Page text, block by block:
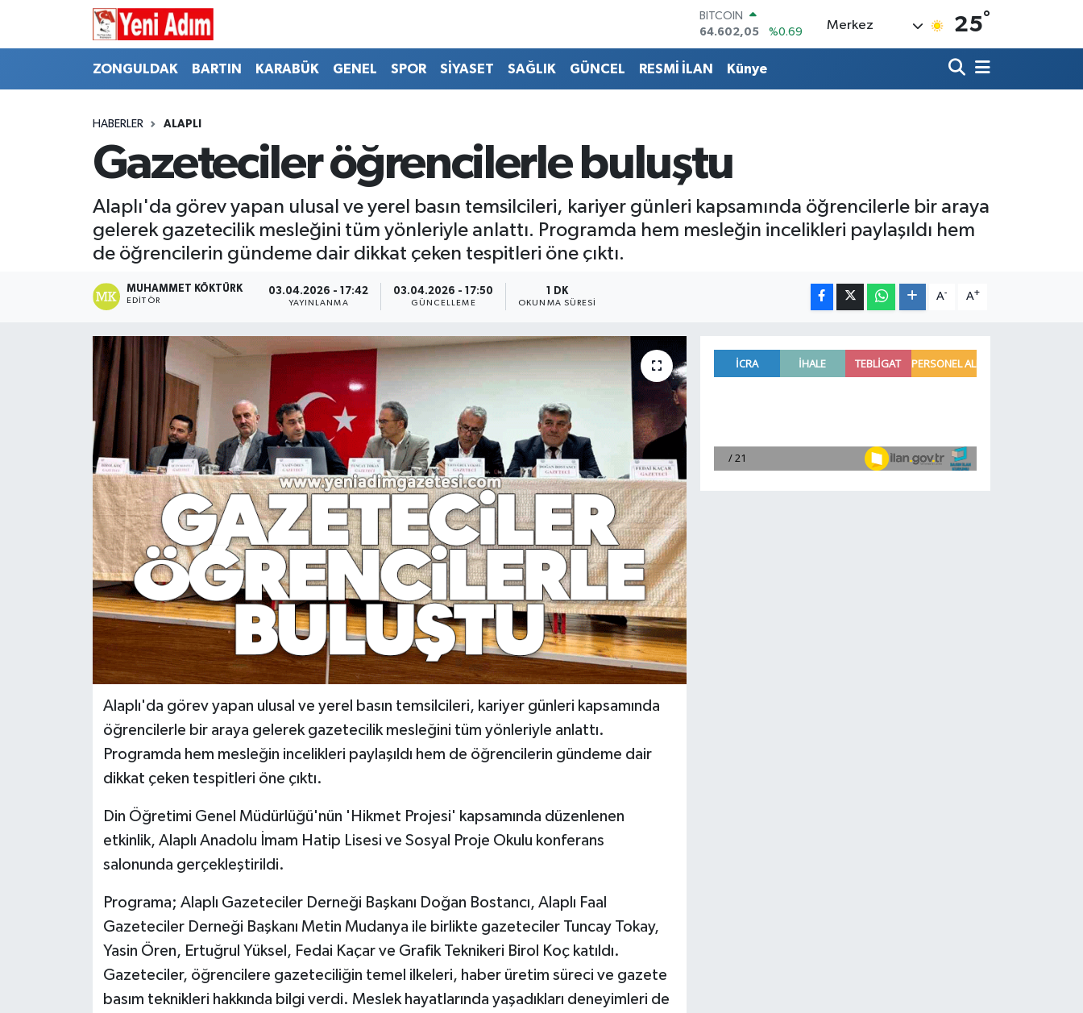
DOLAR
47,5986
%0.06
EURO
55,0700
%0.1
BİST100
13.768
Merkez 25°
ZONGULDAK BARTIN KARABÜK GENEL SPOR SİYASET SAĞLIK GÜNCEL RESMİ İLAN Künye
HABERLER ALAPLI
Gazeteciler öğrencilerle buluştu
Alaplı'da görev yapan ulusal ve yerel basın temsilcileri, kariyer günleri kapsamında öğrencilerle bir araya
gelerek gazetecilik mesleğini tüm yönleriyle anlattı. Programda hem mesleğin incelikleri paylaşıldı hem
de öğrencilerin gündeme dair dikkat çeken tespitleri öne çıktı.
MUHAMMET KÖKTÜRK
EDITÖR
03.04.2026 - 17:42
YAYINLANMA
03.04.2026 - 17:50
GÜNCELLEME
1 DK
OKUNMA SÜRESI
A- A+
Alaplı'da görev yapan ulusal ve yerel basın temsilcileri, kariyer günleri kapsamında
öğrencilerle bir araya gelerek gazetecilik mesleğini tüm yönleriyle anlattı.
Programda hem mesleğin incelikleri paylaşıldı hem de öğrencilerin gündeme dair
dikkat çeken tespitleri öne çıktı.
Din Öğretimi Genel Müdürlüğü'nün 'Hikmet Projesi' kapsamında düzenlenen
etkinlik, Alaplı Anadolu İmam Hatip Lisesi ve Sosyal Proje Okulu konferans
salonunda gerçekleştirildi.
Programa; Alaplı Gazeteciler Derneği Başkanı Doğan Bostancı, Alaplı Faal
Gazeteciler Derneği Başkanı Metin Mudanya ile birlikte gazeteciler Tuncay Tokay,
Yasin Ören, Ertuğrul Yüksel, Fedai Kaçar ve Grafik Teknikeri Birol Koç katıldı.
Gazeteciler, öğrencilere gazeteciliğin temel ilkeleri, haber üretim süreci ve gazete
basım teknikleri hakkında bilgi verdi. Meslek hayatlarında yaşadıkları deneyimleri de
ZONGULDAK
SİYASET
ZONGULDAK
KARABÜK
SAĞLIK
GÜNCEL
RESMİ İLAN
Zonguldak Hava Durumu
Süper Lig Puan Durumu ve Fikstür
Son Dakika Haberleri